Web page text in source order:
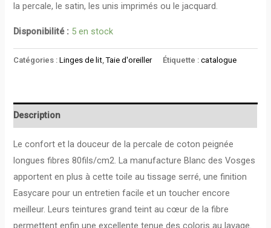
la percale, le satin, les unis imprimés ou le jacquard.
Disponibilité : 5 en stock
Catégories :Linges de lit ,Taie d'oreiller Étiquette :catalogue
Description
Le confort et la douceur de la percale de coton peignée
longues fibres 80fils/cm2. La manufacture Blanc des Vosges
apportent en plus à cette toile au tissage serré, une finition
Easycare pour un entretien facile et un toucher encore
meilleur. Leurs teintures grand teint au cœur de la fibre
permettent enfin une excellente tenue des coloris au lavage.